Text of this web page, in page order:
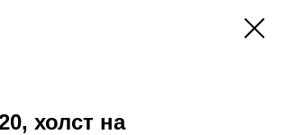
холст на